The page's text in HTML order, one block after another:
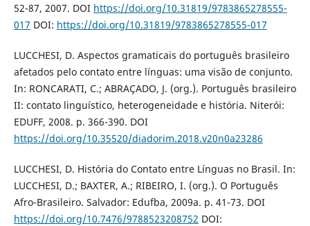
52-87, 2007. DOI https://doi.org/10.31819/9783865278555-
017 DOI: https://doi.org/10.31819/9783865278555-017
LUCCHESI, D. Aspectos gramaticais do português brasileiro
afetados pelo contato entre línguas: uma visão de conjunto.
In: RONCARATI, C.; ABRAÇADO, J. (org.). Português brasileiro
II: contato linguístico, heterogeneidade e história. Niterói:
EDUFF, 2008. p. 366-390. DOI
https://doi.org/10.35520/diadorim.2018.v20n0a23286
LUCCHESI, D. História do Contato entre Línguas no Brasil. In:
LUCCHESI, D.; BAXTER, A.; RIBEIRO, I. (org.). O Português
Afro-Brasileiro. Salvador: Edufba, 2009a. p. 41-73. DOI
https://doi.org/10.7476/9788523208752 DOI: